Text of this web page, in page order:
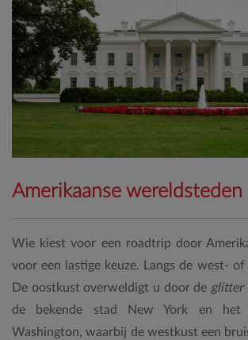
Amerikaanse wereldsteden
Wie kiest voor een roadtrip door
voor een lastige keuze. Langs de west-
De oostkust overweldigt u door de glitter
de bekende stad New York en
Washington, waarbij de westkust een